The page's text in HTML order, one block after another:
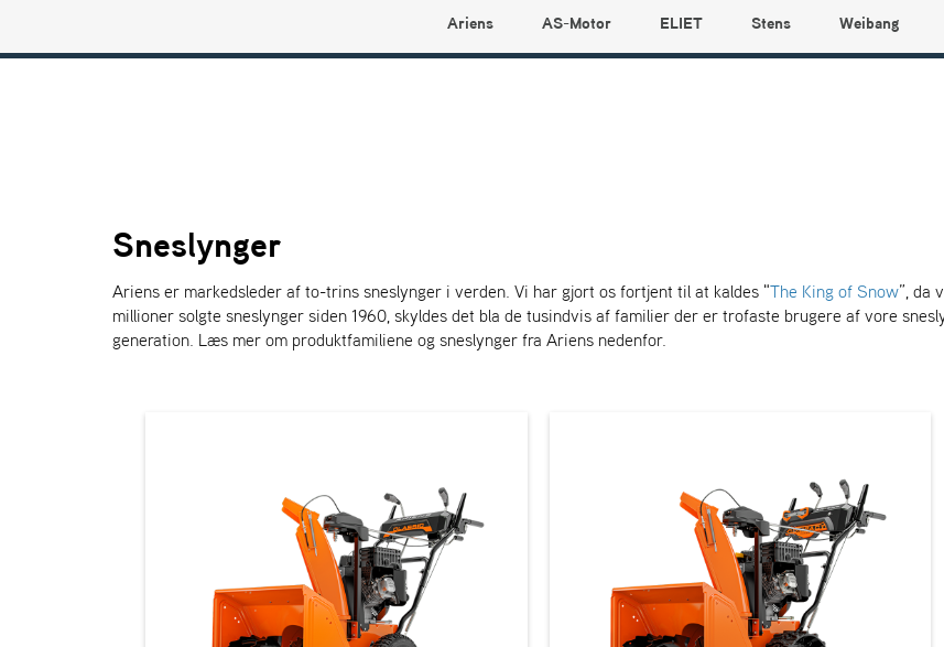
Ariens AS-Motor ELIET Stens Weibang
Sneslynger
Ariens er markedsleder af to-trins sneslynger i verden. Vi har gjort os fortjent til at kaldes "The King of Snow”, da
millioner solgte sneslynger siden 1960, skyldes det bla de tusindvis af familier der er trofaste brugere af vore
generation. Læs mer om produktfamiliene og sneslynger fra Ariens nedenfor.